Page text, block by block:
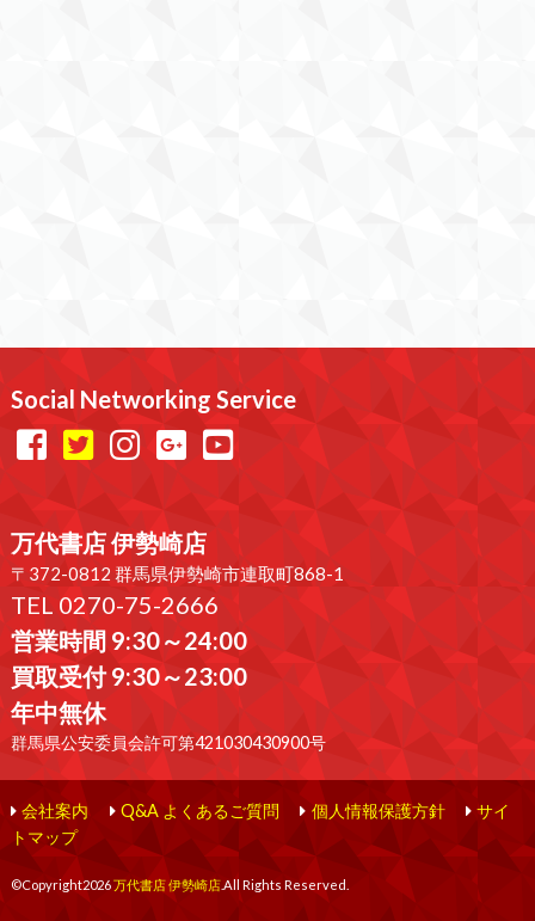
Social Networking Service
万代書店 伊勢崎店
〒372-0812 群馬県伊勢崎市連取町868-1
TEL 0270-75-2666
営業時間 9:30～24:00
買取受付 9:30～23:00
年中無休
群馬県公安委員会許可第421030430900号
会社案内 Q&A よくあるご質問 個人情報保護方針
サイ
トマップ
©Copyright2026万代書店 伊勢崎店.All Rights Reserved.